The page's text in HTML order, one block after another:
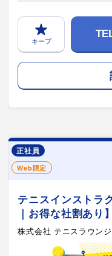
キープ
正社員
Web限定
テニスインストラ
｜お得な社割あり】
株式会社 テニスラウン